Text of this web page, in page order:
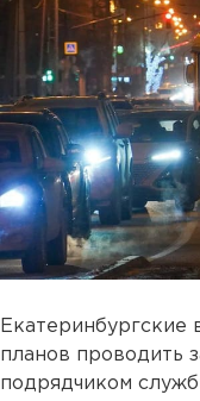
Екатеринбургские
планов проводить
подрядчиком